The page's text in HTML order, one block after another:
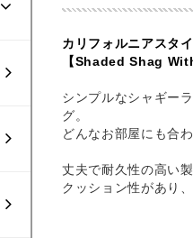
カリフォルニアスタ
【Shaded Shag
シンプルなシャギー
グ。
どんなお部屋にも合
丈夫で耐久性の高い製
クッション性があり